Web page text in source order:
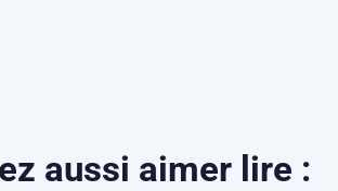
aussi aimer lire :